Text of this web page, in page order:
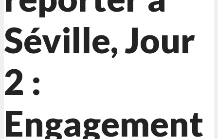
Séville, Jour
2 :
Engagement